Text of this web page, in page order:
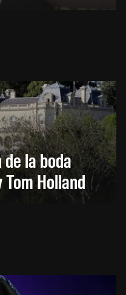
la boda
Holland